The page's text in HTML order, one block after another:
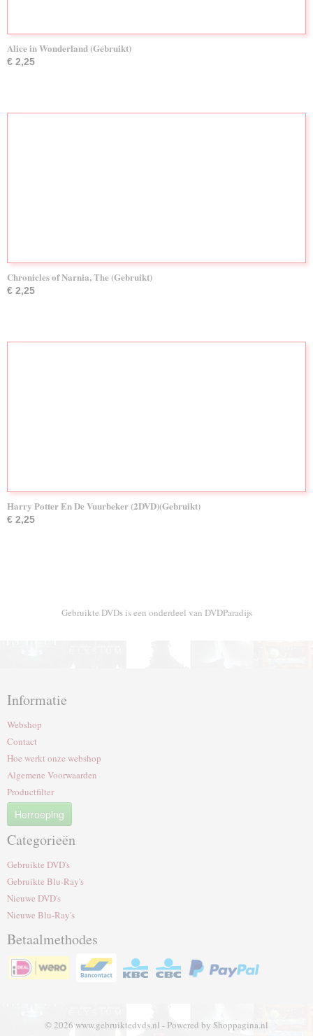
Alice in Wonderland (Gebruikt)
€ 2,25
Chronicles of Narnia, The (Gebruikt)
€ 2,25
Harry Potter En De Vuurbeker (2DVD)(Gebruikt)
€ 2,25
Gebruikte DVDs is een onderdeel van DVDParadijs
Informatie
Webshop
Contact
Hoe werkt onze webshop
Algemene Voorwaarden
Productfilter
Herroeping
Categorieën
Gebruikte DVD's
Gebruikte Blu-Ray's
Nieuwe DVD's
Nieuwe Blu-Ray's
Betaalmethodes
© 2026 www.gebruiktedvds.nl - Powered by Shoppagina.nl